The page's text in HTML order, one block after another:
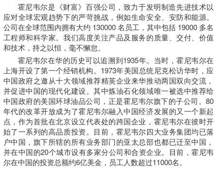
霍尼韦尔是《财富》百强公司，致力于发明制造先进技术以
应对全球宏观趋势下的严苛挑战，例如生命安全、安防和能源。
公司在全球范围内拥有大约 130000 名员工，其中包括 19000 多名
工程师和科学家。我们高度关注产品及服务的质量、交付、价值
和技术，持之以恒，毫不懈怠。
霍尼韦尔在华的历史可以追溯到1935年。当时，霍尼韦尔在
上海开设了第一个经销机构。1973年美国总统尼克松访华时，应
中国政府之邀从十大领域推荐精英企业来华推动两国双向交流，
并促进中国的现代化建设。其中炼油石化领域唯一被选中推荐给
中国政府的美国环球油品公司，正是霍尼韦尔旗下的子公司。80
年代的改革开放成为了霍尼韦尔融入中国经济发展的又一个新起
点，作为首批在北京设立代表处的跨国企业，霍尼韦尔在彼时开
始了一系列的高品质投资。目前，霍尼韦尔四大业务集团均已落
户中国，旗下所辖的所有业务部门的亚太总部也都已迁至中国，
并在中国的20个城市设有多家分公司和合资企业。目前，霍尼韦
尔在中国的投资总额约6亿美金，员工人数超过11000名。